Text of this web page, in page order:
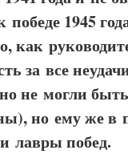
1945
как
за все
не могли быть
но ему же в
лавры побед.